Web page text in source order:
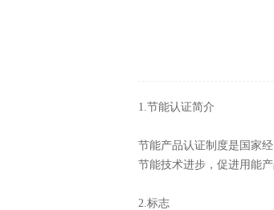
1.节能认证简介
节能产品认证制度是国家
节能技术进步，促进用能
2.标志